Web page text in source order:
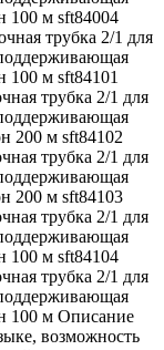
100 м sft84004
трубка 2/1 для
100 м sft84101
трубка 2/1 для
200 м sft84102
трубка 2/1 для
200 м sft84103
трубка 2/1 для
100 м sft84104
трубка 2/1 для
100 м Описание
возможность